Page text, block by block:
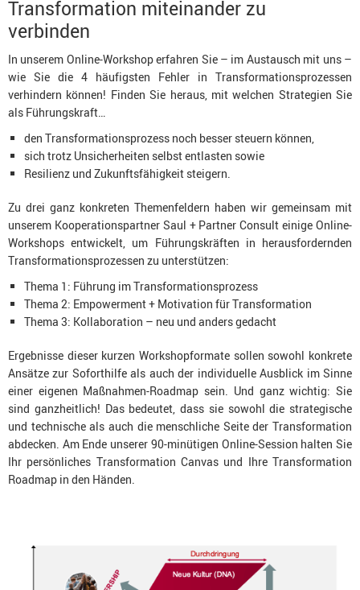
Transformation miteinander zu
verbinden
In unserem Online-Workshop erfahren Sie – im Austausch mit uns –
wie Sie die 4 häufigsten Fehler in Transformationsprozessen
verhindern können! Finden Sie heraus, mit welchen Strategien Sie
als Führungskraft…
den Transformationsprozess noch besser steuern können,
sich trotz Unsicherheiten selbst entlasten sowie
Resilienz und Zukunftsfähigkeit steigern.
Zu drei ganz konkreten Themenfeldern haben wir gemeinsam mit
unserem Kooperationspartner Saul + Partner Consult einige Online-
Workshops entwickelt, um Führungskräften in herausfordernden
Transformationsprozessen zu unterstützen:
Thema 1: Führung im Transformationsprozess
Thema 2: Empowerment + Motivation für Transformation
Thema 3: Kollaboration – neu und anders gedacht
Ergebnisse dieser kurzen Workshopformate sollen sowohl konkrete
Ansätze zur Soforthilfe als auch der individuelle Ausblick im Sinne
einer eigenen Maßnahmen-Roadmap sein. Und ganz wichtig: Sie
sind ganzheitlich! Das bedeutet, dass sie sowohl die strategische
und technische als auch die menschliche Seite der Transformation
abdecken. Am Ende unserer 90-minütigen Online-Session halten Sie
Ihr persönliches Transformation Canvas und Ihre Transformation
Roadmap in den Händen.
Player